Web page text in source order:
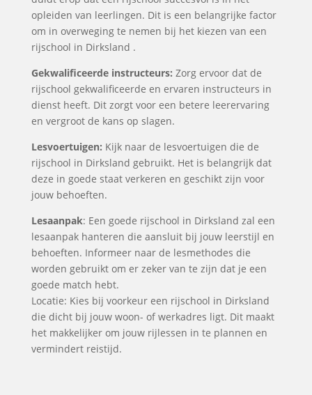
opleiden van leerlingen. Dit is een belangrijke factor
om in overweging te nemen bij het kiezen van een
rijschool in Dirksland .
Gekwalificeerde instructeurs: Zorg ervoor dat de
rijschool gekwalificeerde en ervaren instructeurs in
dienst heeft. Dit zorgt voor een betere leerervaring
en vergroot de kans op slagen.
Lesvoertuigen: Kijk naar de lesvoertuigen die de
rijschool in Dirksland gebruikt. Het is belangrijk dat
deze in goede staat verkeren en geschikt zijn voor
jouw behoeften.
Lesaanpak: Een goede rijschool in Dirksland zal een
lesaanpak hanteren die aansluit bij jouw leerstijl en
behoeften. Informeer naar de lesmethodes die
worden gebruikt om er zeker van te zijn dat je een
goede match hebt.
Locatie: Kies bij voorkeur een rijschool in Dirksland
die dicht bij jouw woon- of werkadres ligt. Dit maakt
het makkelijker om jouw rijlessen in te plannen en
vermindert reistijd.